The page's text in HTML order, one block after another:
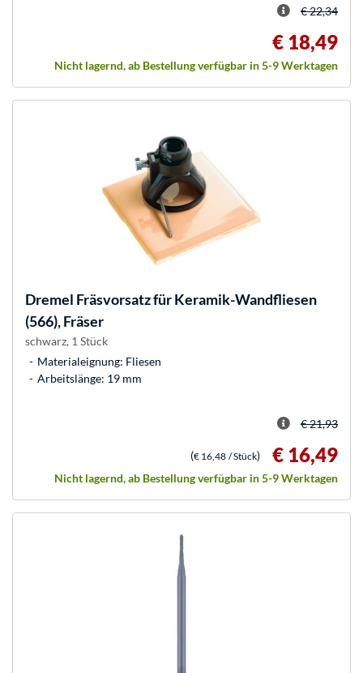
€ 22,34
€ 18,49
Nicht lagernd, ab Bestellung verfügbar in 5-9 Werktagen
Dremel Fräsvorsatz für Keramik-Wandfliesen
(566), Fräser
schwarz, 1 Stück
Materialeignung: Fliesen
Arbeitslänge: 19 mm
€ 21,93
(€ 16,48 / Stück) € 16,49
Nicht lagernd, ab Bestellung verfügbar in 5-9 Werktagen